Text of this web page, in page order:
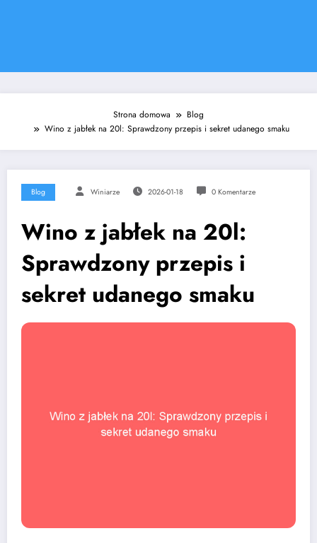
Strona domowa
Blog
Wino z jabłek na 20l: Sprawdzony przepis i sekret udanego smaku
Blog Winiarze 2026-01-18 0 Komentarze
Wino z jabłek na 20l:
Sprawdzony przepis i
sekret udanego smaku